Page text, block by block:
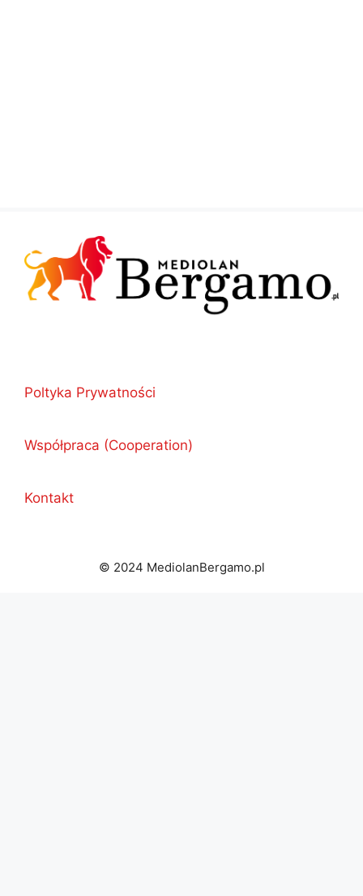
Poltyka Prywatności
Współpraca (Cooperation)
Kontakt
© 2024 MediolanBergamo.pl